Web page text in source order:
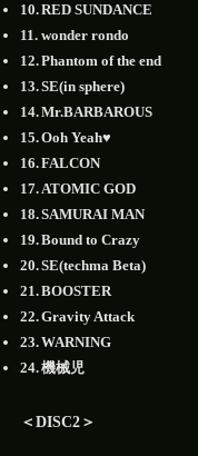
RED SUNDANCE
wonder rondo
Phantom of the end
SE(in sphere)
Mr.BARBAROUS
Ooh Yeah♥
FALCON
ATOMIC GOD
SAMURAI MAN
Bound to Crazy
SE(techma Beta)
BOOSTER
Gravity Attack
WARNING
機械児
＜DISC2＞